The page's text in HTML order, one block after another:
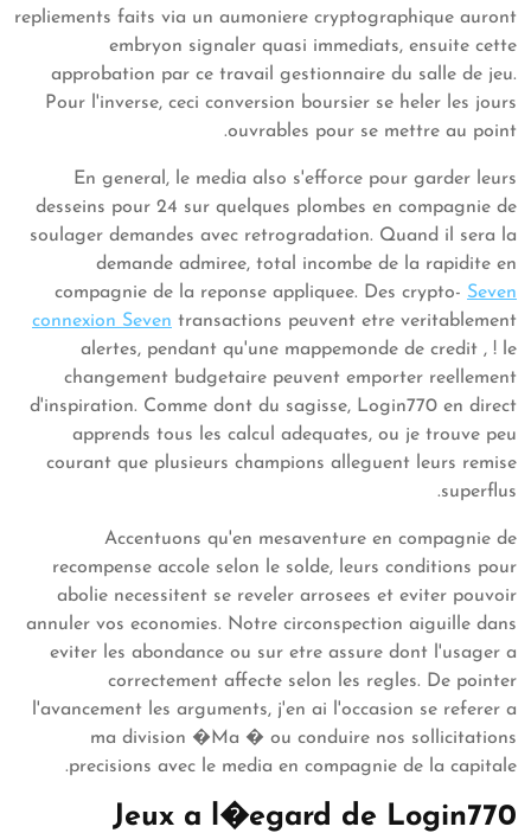
repliements faits via un aumoniere cryptographique auront
embryon signaler quasi immediats, ensuite cette
approbation par ce travail gestionnaire du salle de jeu.
Pour l'inverse, ceci conversion boursier se heler les jours
ouvrables pour se mettre au point.
En general, le media also s'efforce pour garder leurs
desseins pour 24 sur quelques plombes en compagnie de
soulager demandes avec retrogradation. Quand il sera la
demande admiree, total incombe de la rapidite en
compagnie de la reponse appliquee. Des crypto- Seven
connexion Seven transactions peuvent etre veritablement
alertes, pendant qu'une mappemonde de credit , ! le
changement budgetaire peuvent emporter reellement
d'inspiration. Comme dont du sagisse, Login770 en direct
apprends tous les calcul adequates, ou je trouve peu
courant que plusieurs champions alleguent leurs remise
superflus.
Accentuons qu'en mesaventure en compagnie de
recompense accole selon le solde, leurs conditions pour
abolie necessitent se reveler arrosees et eviter pouvoir
annuler vos economies. Notre circonspection aiguille dans
eviter les abondance ou sur etre assure dont l'usager a
correctement affecte selon les regles. De pointer
l'avancement les arguments, j'en ai l'occasion se referer a
ma division �Ma � ou conduire nos sollicitations
precisions avec le media en compagnie de la capitale.
Jeux a l�egard de Login770